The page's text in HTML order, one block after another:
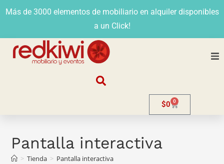
Más de 3000 elementos de mobiliario en alquiler disponibles
a un Click!
$0 0
Pantalla interactiva
> Tienda > Pantalla interactiva